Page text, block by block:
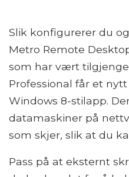
Slik konfigurerer du
Metro Remote
som har vært
Professional får et
Windows 8-stilapp.
datamaskiner på
som skjer, slik at du
Pass på at eksternt